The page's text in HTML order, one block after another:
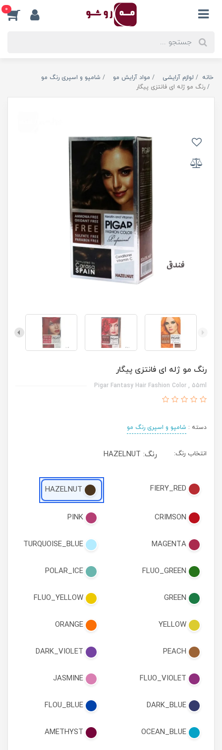
0
خانه لوازم آرایشی مواد آرایش مو
شامپو و اسپری رنگ مو
رنگ مو ژله ای فانتزی پیگار
رنگ مو ژله ای فانتزی پیگار
Pigar Fantasy Hair Fashion Color , 55ml
دسته : شامپو و اسپری رنگ مو
انتخاب رنگ: رنگ: HAZELNUT
FIERY_RED
HAZELNUT
CRIMSON
PINK
MAGENTA
TURQUOISE_BLUE
FLUO_GREEN
POLAR_ICE
GREEN
FLUO_YELLOW
YELLOW
ORANGE
PEACH
DARK_VIOLET
FLUO_VIOLET
JASMINE
DARK_BLUE
FLOU_BLUE
OCEAN_BLUE
AMETHYST